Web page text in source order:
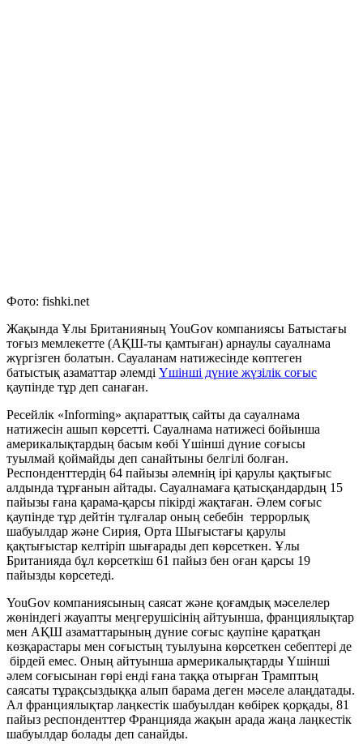
Фото: fishki.net
Жақында Ұлы Британияның YouGov компаниясы Батыстағы
тоғыз мемлекетте (АҚШ-ты қамтыған) арнаулы сауалнама
жүргізген болатын. Сауаланам натижесінде көптеген
батыстық азаматтар әлемді Үшінші дүние жүзілік соғыс
қаупінде тұр деп санаған.
Ресейлік «Informing» ақпараттық сайты да сауалнама
натижесін ашып көрсетті. Сауалнама натижесі бойынша
америкалықтардың басым көбі Үшінші дүние соғысы
туылмай қоймайды деп санайтыны белгілі болған.
Респонденттердің 64 пайызы әлемнің ірі қарулы қақтығыс
алдында тұрғанын айтады. Сауалнамаға қатысқандардың 15
пайызы ғана қарама-қарсы пікірді жақтаған. Әлем соғыс
қаупінде тұр дейтін тұлғалар оның себебін террорлық
шабуылдар және Сирия, Орта Шығыстағы қарулы
қақтығыстар келтіріп шығарады деп көрсеткен. Ұлы
Британияда бұл көрсеткіш 61 пайыз бен оған қарсы 19
пайызды көрсетеді.
YouGov компаниясының саясат және қоғамдық мәселелер
жөніндегі жауапты меңгерушісінің айтуынша, франциялықтар
мен АҚШ азаматтарының дүние соғыс қаупіне қаратқан
көзқарастары мен соғыстың туылуына көрсеткен себептері де
бірдей емес. Оның айтуынша армерикалықтарды Үшінші
әлем соғысынан гөрі енді ғана таққа отырған Трамптың
саясаты тұрақсыздыққа алып барама деген мәселе алаңдатады.
Ал франциялықтар лаңкестік шабуылдан көбірек қорқады, 81
пайыз респонденттер Францияда жақын арада жаңа лаңкестік
шабуылдар болады деп санайды.